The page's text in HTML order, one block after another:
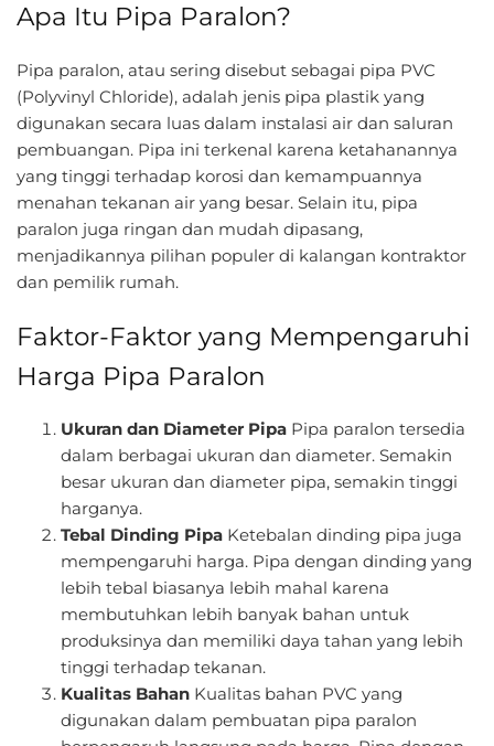
Apa Itu Pipa Paralon?
Pipa paralon, atau sering disebut sebagai pipa PVC
(Polyvinyl Chloride), adalah jenis pipa plastik yang
digunakan secara luas dalam instalasi air dan saluran
pembuangan. Pipa ini terkenal karena ketahanannya
yang tinggi terhadap korosi dan kemampuannya
menahan tekanan air yang besar. Selain itu, pipa
paralon juga ringan dan mudah dipasang,
menjadikannya pilihan populer di kalangan kontraktor
dan pemilik rumah.
Faktor-Faktor yang Mempengaruhi
Harga Pipa Paralon
Ukuran dan Diameter Pipa Pipa paralon tersedia
dalam berbagai ukuran dan diameter. Semakin
besar ukuran dan diameter pipa, semakin tinggi
harganya.
Tebal Dinding Pipa Ketebalan dinding pipa juga
mempengaruhi harga. Pipa dengan dinding yang
lebih tebal biasanya lebih mahal karena
membutuhkan lebih banyak bahan untuk
produksinya dan memiliki daya tahan yang lebih
tinggi terhadap tekanan.
Kualitas Bahan Kualitas bahan PVC yang
digunakan dalam pembuatan pipa paralon